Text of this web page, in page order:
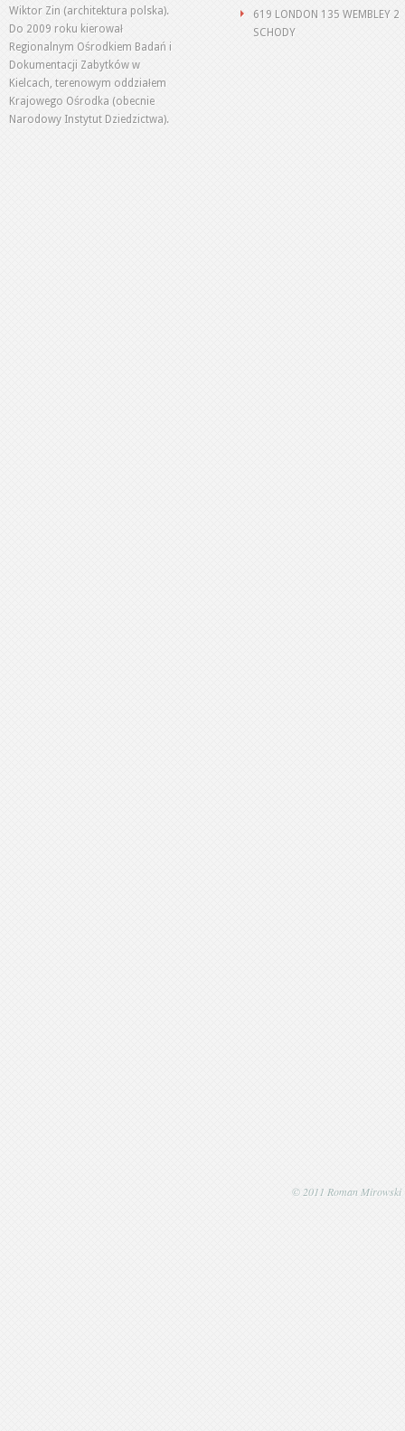
Wiktor Zin (architektura polska).
Do 2009 roku kierował
Regionalnym Ośrodkiem Badań i
Dokumentacji Zabytków w
Kielcach, terenowym oddziałem
Krajowego Ośrodka (obecnie
Narodowy Instytut Dziedzictwa).
619 LONDON 135 WEMBLEY 2
SCHODY
© 2011 Roman